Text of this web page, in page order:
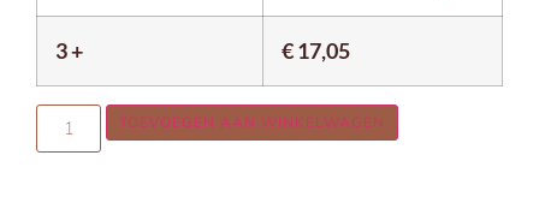
3 + €17,05
TOEVOEGEN AAN WINKELWAGEN